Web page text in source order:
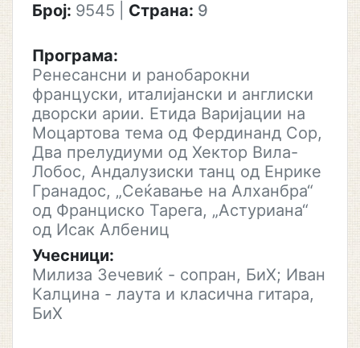
Број: 9545 Страна: 9
Програма:
Ренесансни и ранобарокни
француски, италијански и англиски
дворски арии. Етида Варијации на
Моцартова тема од Фердинанд Сор,
Два прелудиуми од Хектор Вила-
Лобос, Андалузиски танц од Енрике
Гранадос, „Сеќавање на Алханбра“
од Франциско Тарега, „Астуриана“
од Исак Албениц
Учесници:
Милиза Зечевиќ - сопран, БиХ; Иван
Калцина - лаута и класична гитара,
БиХ